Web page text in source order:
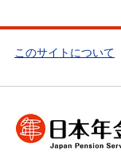
このサイトについて